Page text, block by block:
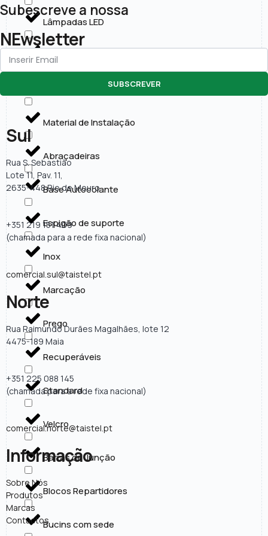
Lâmpadas LED
Painéis LED
Projectores LED
Material de Instalação
Abraçadeiras
Base Autocolante
Espigão de suporte
Inox
Marcação
Prego
Recuperáveis
Standard
Velcro
Barras de Junção
Blocos Repartidores
Bucins com sede
Subescreve a nossa
NEwsletter
SUBSCREVER
Sul
Rua S. Sebastião
Lote 11, Pav. 11,
2635-448 Rio de Mouro
+351 219 151 409
(chamada para a rede fixa nacional)
comercial.sul@taistel.pt
Norte
Rua Raimundo Durães Magalhães, lote 12
4475-189 Maia
+351 225 088 145
(chamada para a rede fixa nacional)
comercial.norte@taistel.pt
Informação
Sobre Nós
Produtos
Marcas
Contactos